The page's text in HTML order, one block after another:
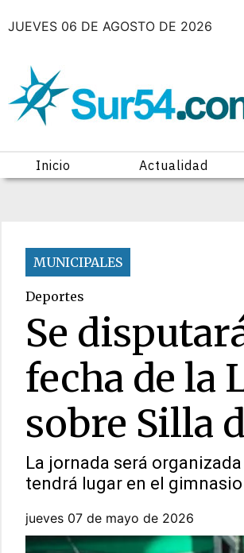
JUEVES 06 DE AGOSTO DE 2026
Inicio Actualidad
MUNICIPALES
Deportes
Se
fecha de la
sobre Silla
La jornada será
tendrá lugar en el
jueves 07 de mayo de 2026